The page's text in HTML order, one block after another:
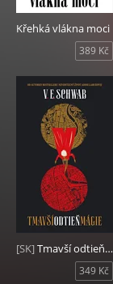
Křehká vlákna moci
389 Kč
[SK]Tmavší odtieň mágie
349 Kč